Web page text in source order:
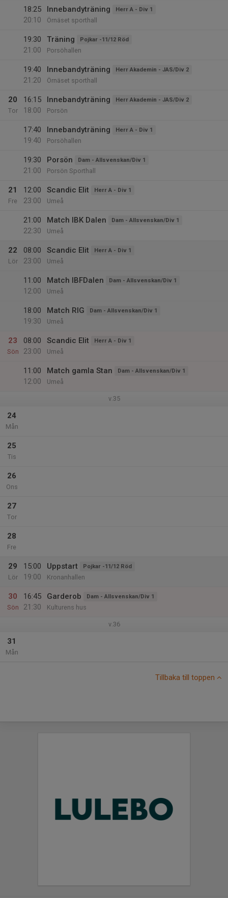
18:25
20:10
Innebandyträning Herr A - Div 1
Örnäset sporthall
19:30
21:00
Träning Pojkar -11/12 Röd
Porsöhallen
19:40
21:20
Innebandyträning Herr Akademin - JAS/Div 2
Örnäset sporthall
20
Tor
16:15
18:00
Innebandyträning Herr Akademin - JAS/Div 2
Porsön
17:40
19:40
Innebandyträning Herr A - Div 1
Porsöhallen
19:30
21:00
Porsön Dam - Allsvenskan/Div 1
Porsön Sporthall
21
Fre
12:00
23:00
Scandic Elit Herr A - Div 1
Umeå
21:00
22:30
Match IBK Dalen Dam - Allsvenskan/Div 1
Umeå
22
Lör
08:00
23:00
Scandic Elit Herr A - Div 1
Umeå
11:00
12:00
Match IBFDalen Dam - Allsvenskan/Div 1
Umeå
18:00
19:30
Match RIG Dam - Allsvenskan/Div 1
Umeå
23
Sön
08:00
23:00
Scandic Elit Herr A - Div 1
Umeå
11:00
12:00
Match gamla Stan Dam - Allsvenskan/Div 1
Umeå
v.35
24
Mån
25
Tis
26
Ons
27
Tor
28
Fre
29
Lör
15:00
19:00
Uppstart Pojkar -11/12 Röd
Kronanhallen
30
Sön
16:45
21:30
Garderob Dam - Allsvenskan/Div 1
Kulturens hus
v.36
31
Mån
Tillbaka till toppen